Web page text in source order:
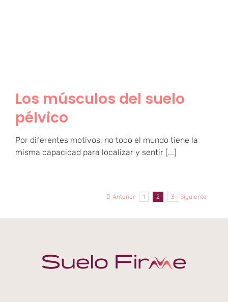
Los músculos del suelo
pélvico
Por diferentes motivos, no todo el mundo tiene la
misma capacidad para localizar y sentir [...]
Anterior 1 2 3 Siguiente